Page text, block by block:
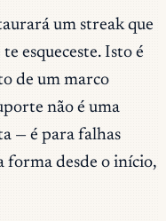
um streak que
esqueceste. Isto é
de um marco
não é uma
— é para falhas
forma desde o início,